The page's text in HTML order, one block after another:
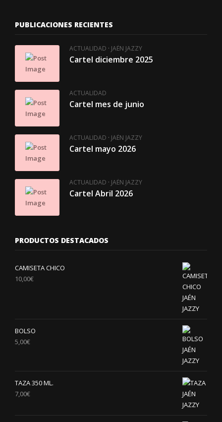
PUBLICACIONES RECIENTES
ACTUALIDAD · JAÉN JAZZY
Cartel diciembre 2025
ACTUALIDAD
Cartel mes de junio
ACTUALIDAD · JAÉN JAZZY
Cartel mayo 2026
ACTUALIDAD · JAÉN JAZZY
Cartel Abril 2026
PRODUCTOS DESTACADOS
CAMISETA CHICO
10,00€
BOLSO
5,00€
TAZA 350 ML.
7,00€